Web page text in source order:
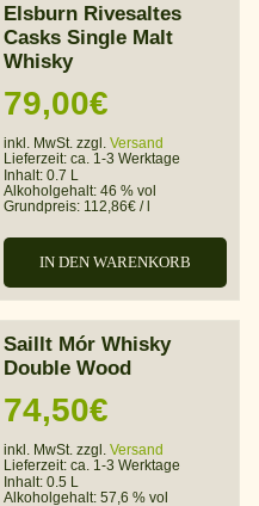
Elsburn Rivesaltes
Casks Single Malt
Whisky
79,00€
inkl. MwSt. zzgl. Versand
Lieferzeit: ca. 1-3 Werktage
Inhalt: 0.7 L
Alkoholgehalt: 46 % vol
Grundpreis: 112,86€ /l
IN DEN WARENKORB
Saillt Mór Whisky
Double Wood
74,50€
inkl. MwSt. zzgl. Versand
Lieferzeit: ca. 1-3 Werktage
Inhalt: 0.5 L
Alkoholgehalt: 57,6 % vol